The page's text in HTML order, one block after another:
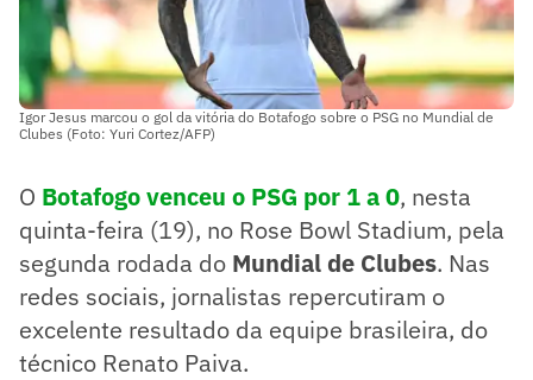
Igor Jesus marcou o gol da vitória do Botafogo sobre o PSG no Mundial de
Clubes (Foto: Yuri Cortez/AFP)
O Botafogo venceu o PSG por 1 a 0, nesta
quinta-feira (19), no Rose Bowl Stadium, pela
segunda rodada do Mundial de Clubes. Nas
redes sociais, jornalistas repercutiram o
excelente resultado da equipe brasileira, do
técnico Renato Paiva.